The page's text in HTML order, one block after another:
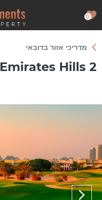
0
מדריכי אזור בדובאי
Emirates Hills 2